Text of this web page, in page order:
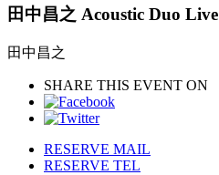
田中昌之 Acoustic Duo Live
田中昌之
SHARE THIS EVENT ON
RESERVE MAIL
RESERVE TEL